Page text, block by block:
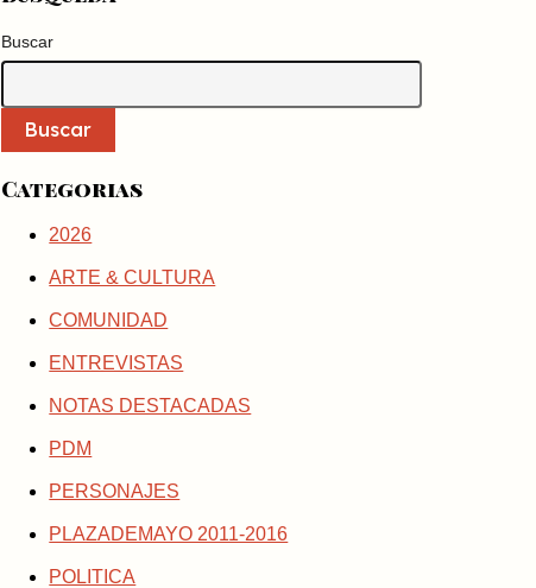
Buscar
Buscar
Categorias
2026
ARTE & CULTURA
COMUNIDAD
ENTREVISTAS
NOTAS DESTACADAS
PDM
PERSONAJES
PLAZADEMAYO 2011-2016
POLITICA